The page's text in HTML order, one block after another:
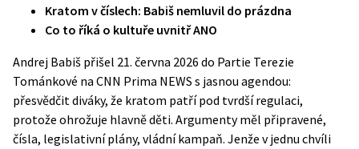
Kratom v číslech: Babiš nemluvil do prázdna
Co to říká o kultuře uvnitř ANO
Andrej Babiš přišel 21. června 2026 do Partie Terezie
Tománkové na CNN Prima NEWS s jasnou agendou:
přesvědčit diváky, že kratom patří pod tvrdší regulaci,
protože ohrožuje hlavně děti. Argumenty měl připravené,
čísla, legislativní plány, vládní kampaň. Jenže v jednu chvíli